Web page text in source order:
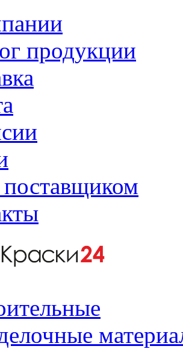
продукции
поставщиком